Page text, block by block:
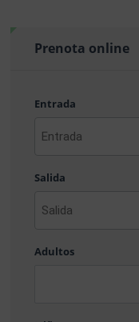
Prenota online
Entrada
MM
Salida
MM
Adultos